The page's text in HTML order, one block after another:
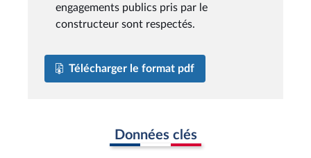
engagements publics pris par le
constructeur sont respectés.
Télécharger le format pdf
Données clés